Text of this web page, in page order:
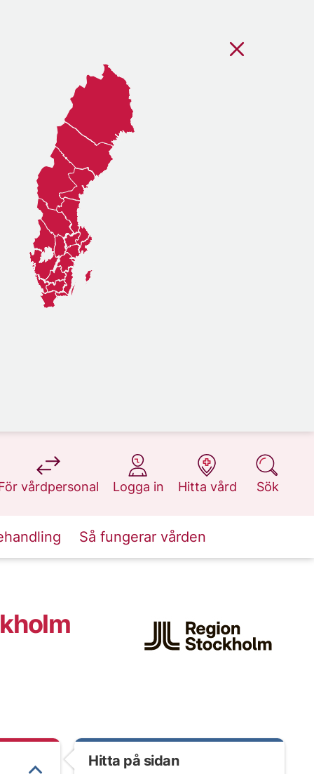
vårdpersonal
på 1177.se
Logga in
på 1177.se
Hitta vård
på 1177.se
Sök
på 1177.se
Så fungerar vården
Hitta på sidan